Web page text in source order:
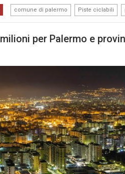
comune di palermo Piste ciclabili
per Palermo e